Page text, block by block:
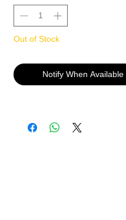
Out of Stock
Notify When Available